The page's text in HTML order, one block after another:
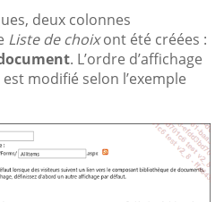
deux colonnes
Liste de choixont été créées :
. L’ordre d’affichage
modifié selon l’exemple